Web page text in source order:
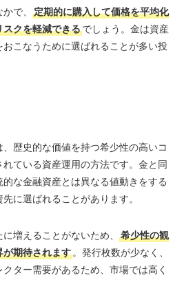
で、
定期的に購入して価格を平均化
クを軽減できるでしょう。金は資産
こなうために選ばれることが多い投
歴史的な価値を持つ希少性の高いコ
ている資産運用の方法です。金と同
な金融資産とは異なる値動きをする
に選ばれることがあります。
増えることがないため、
希少性の観
が期待されます。発行枚数が少なく、
ター需要があるため、市場では高く